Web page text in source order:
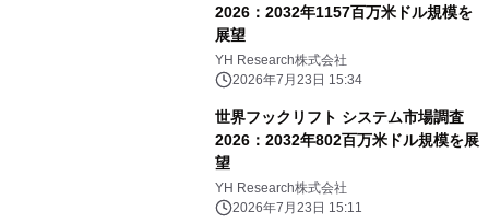
2026：2032年1157百万米ドル規模を
展望
YH Research株式会社
2026年7月23日 15:34
世界フックリフト システム市場調査
2026：2032年802百万米ドル規模を展
望
YH Research株式会社
2026年7月23日 15:11